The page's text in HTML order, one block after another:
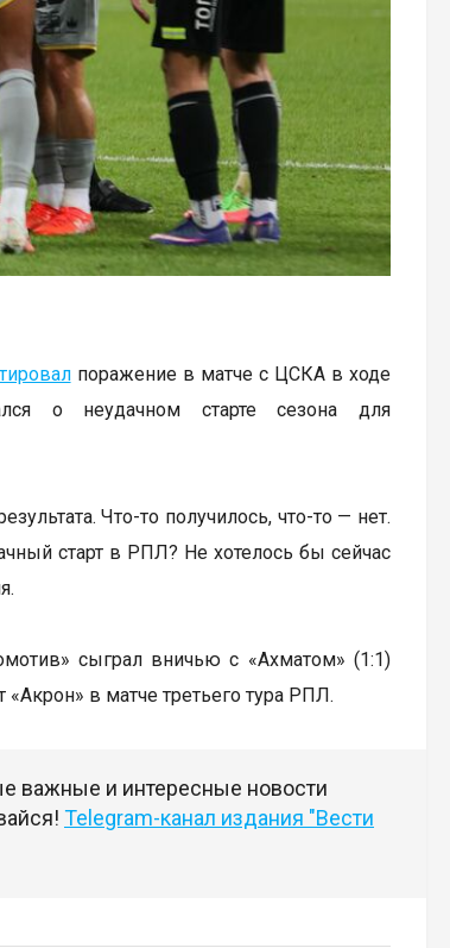
поражение в матче с ЦСКА в ходе
о неудачном старте сезона для
Что-то получилось, что-то — нет.
старт в РПЛ? Не хотелось бы сейчас
сыграл вничью с «Ахматом» (1:1)
«Акрон» в матче третьего тура РПЛ.
важные и интересные новости
Telegram-канал издания "Вести